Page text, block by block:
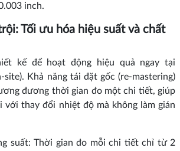
inch.
Tối ưu hóa hiệu suất và chất
kế để hoạt động hiệu quả ngay tại
site). Khả năng tái đặt gốc (re-mastering)
đương thời gian đo một chi tiết, giúp
với thay đổi nhiệt độ mà không làm gián
suất: Thời gian đo mỗi chi tiết chỉ từ 2